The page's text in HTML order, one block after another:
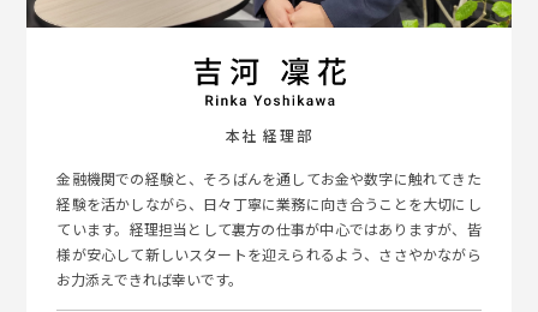
本社 経理部
金融機関での経験と、そろばんを通してお金や数字に触れてきた
経験を活かしながら、日々丁寧に業務に向き合うことを大切にし
ています。経理担当として裏方の仕事が中心ではありますが、皆
様が安心して新しいスタートを迎えられるよう、ささやかながら
お力添えできれば幸いです。